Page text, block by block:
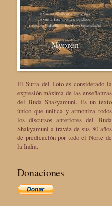
El Sutra del Loto es considerado la
expresión máxima de las enseñanzas
del Buda Shakyamuni. Es un texto
único que unifica y armoniza todos
los discursos anteriores del Buda
Shakyamuni a travéz de sus 80 años
de predicación por todo el Norte de
la India.
Donaciones